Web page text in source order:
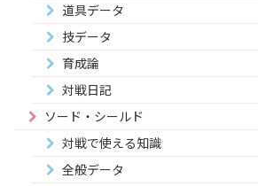
道具データ
技データ
育成論
対戦日記
ソード・シールド
対戦で使える知識
全般データ